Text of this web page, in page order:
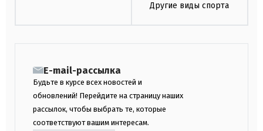
Другие виды спорта
E-mail-рассылка
Будьте в курсе всех новостей и
обновлений! Перейдите на страницу наших
рассылок, чтобы выбрать те, которые
соответствуют вашим интересам.